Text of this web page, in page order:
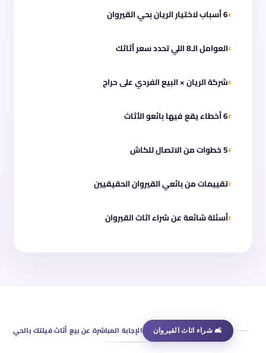
6 أسباب لاختيار الريان بحي القيروان
العوامل الـ8 اللي تحدد سعر أثاثك
شركة الريان × البيع الفردي على حراج
6 أخطاء يقع فيها بائعو الأثاث
5 خطوات من الاتصال للكاش
تقييمات من بائعي القيروان الحقيقيين
أسئلة شائعة عن شراء اثاث القيروان
🛋 شراء اثاث القيروان الإجابة المباشرة عن بيع أثاث فيلتك بالحي